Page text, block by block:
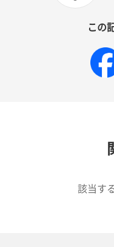
この
該当す